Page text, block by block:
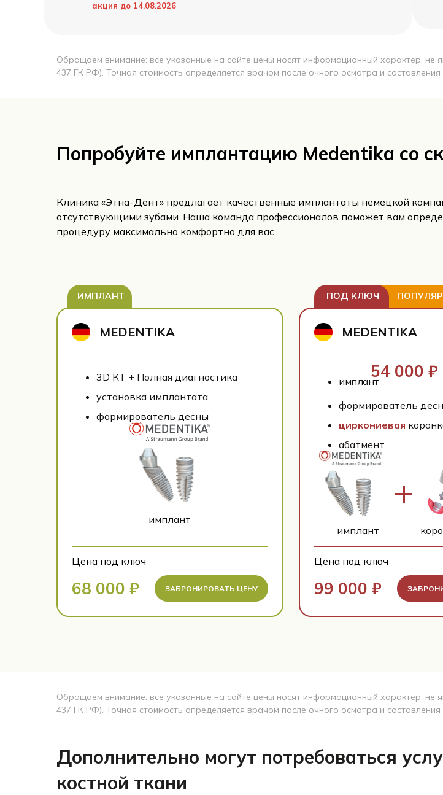
акция до 14.08.2026
Обращаем внимание: все указанные на сайте цены носят информационный характер, не
437 ГК РФ). Точная стоимость определяется врачом после очного осмотра и
Попробуйте имплантацию Medentika со
Клиника «Этна-Дент» предлагает качественные имплантаты немецкой
отсутствующими зубами. Наша команда профессионалов поможет вам
процедуру максимально комфортно для вас.
ПОД КЛЮЧ
99 000 ₽
Цена под ключ
имплант
абатмент
циркониевая
формирователь
54 000 ₽
имплант
MEDENTIKA
ИМПЛАНТ
ЗАБРОНИРОВАТЬ ЦЕНУ
68 000 ₽
Цена под ключ
имплант
формирователь десны
установка имплантата
3D КТ + Полная диагностика
MEDENTIKA
Обращаем внимание: все указанные на сайте цены носят информационный характер, не
437 ГК РФ). Точная стоимость определяется врачом после очного осмотра и
Дополнительно могут потребоваться
костной ткани